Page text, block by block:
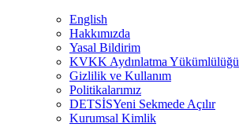
English
Hakkımızda
Yasal Bildirim
KVKK Aydınlatma Yükümlülüğü
Gizlilik ve Kullanım
Politikalarımız
DETSİSYeni Sekmede Açılır
Kurumsal Kimlik